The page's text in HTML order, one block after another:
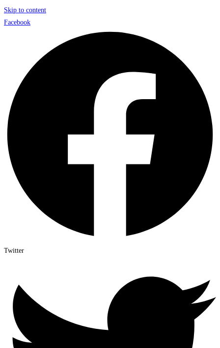
Skip to content
Facebook
Twitter